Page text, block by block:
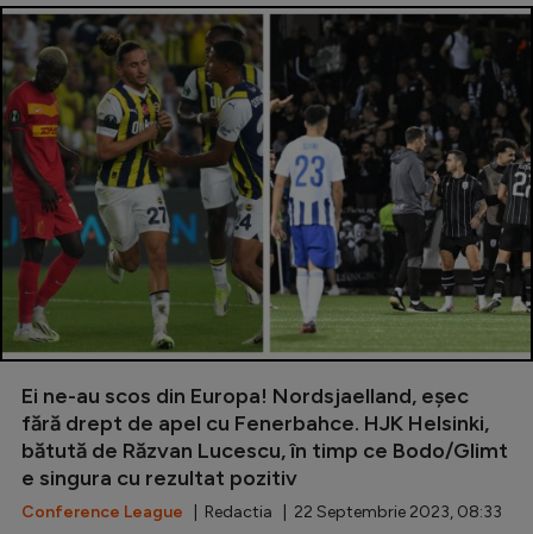
Ei ne-au scos din Europa! Nordsjaelland, eșec
fără drept de apel cu Fenerbahce. HJK Helsinki,
bătută de Răzvan Lucescu, în timp ce Bodo/Glimt
e singura cu rezultat pozitiv
Conference League | Redactia | 22 Septembrie 2023, 08:33